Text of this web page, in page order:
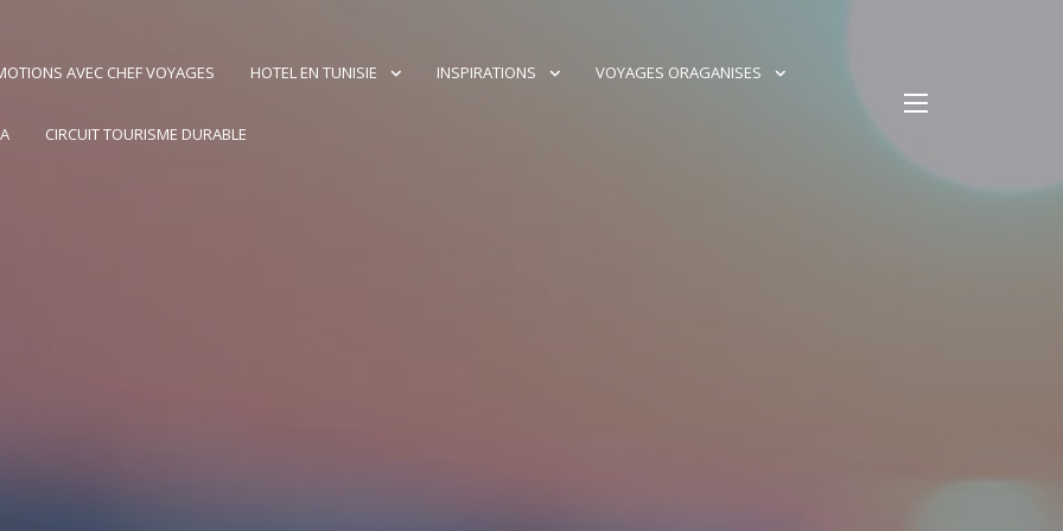
AVEC CHEF VOYAGES HOTEL EN TUNISIE INSPIRATIONS VOYAGES ORAGANISES
CIRCUIT TOURISME DURABLE